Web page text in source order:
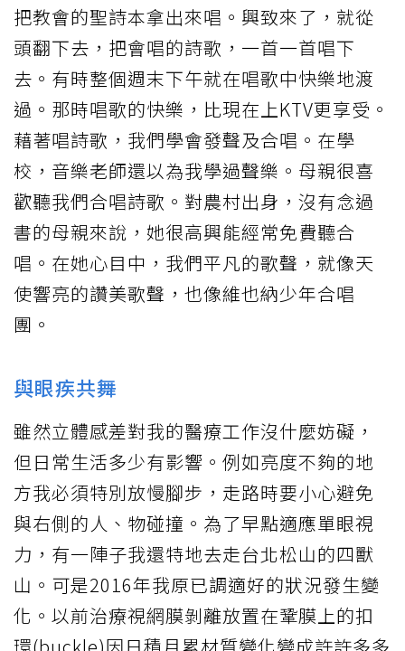
把教會的聖詩本拿出來唱。興致來了，就從
頭翻下去，把會唱的詩歌，一首一首唱下
去。有時整個週末下午就在唱歌中快樂地渡
過。那時唱歌的快樂，比現在上KTV更享受。
藉著唱詩歌，我們學會發聲及合唱。在學
校，音樂老師還以為我學過聲樂。母親很喜
歡聽我們合唱詩歌。對農村出身，沒有念過
書的母親來說，她很高興能經常免費聽合
唱。在她心目中，我們平凡的歌聲，就像天
使響亮的讚美歌聲，也像維也納少年合唱
團。
與眼疾共舞
雖然立體感差對我的醫療工作沒什麼妨礙，
但日常生活多少有影響。例如亮度不夠的地
方我必須特別放慢腳步，走路時要小心避免
與右側的人、物碰撞。為了早點適應單眼視
力，有一陣子我還特地去走台北松山的四獸
山。可是2016年我原已調適好的狀況發生變
化。以前治療視網膜剝離放置在鞏膜上的扣
環(buckle)因日積月累材質變化變成許許多多